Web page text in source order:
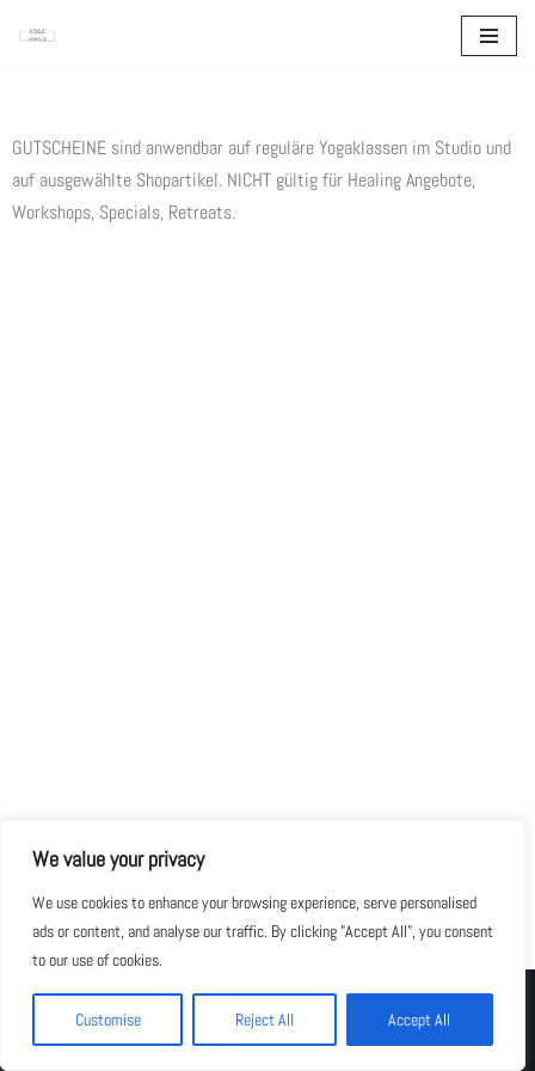
We value your privacy
We use cookies to enhance your browsing experience, serve personalised
ads or content, and analyse our traffic. By clicking "Accept All", you consent
to our use of cookies.
Customise Reject All Accept All
GUTSCHEINE sind anwendbar auf reguläre Yogaklassen im Studio und
auf ausgewählte Shopartikel. NICHT gültig für Healing Angebote,
Workshops, Specials, Retreats.
Neve| Präsentiert vonWordPress
AGBs IMPRESSUM Datenschutzerklärung